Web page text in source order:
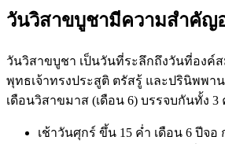
วันวิสาขบูชามีความสำคัญอ
วันวิสาขบูชา เป็นวันที่ระลึกถึงวันที่องค์
พุทธเจ้าทรงประสูติ ตรัสรู้ และปรินิพพา
เดือนวิสาขมาส (เดือน 6) บรรจบกันทั้ง 3
เช้าวันศุกร์ ขึ้น 15 ค่ำ เดือน 6 ปีจ